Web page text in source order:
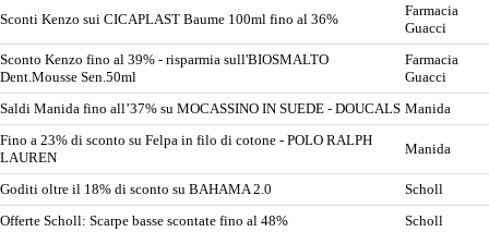
Sconti Kenzo sui CICAPLAST Baume 100ml fino al 36%
Farmacia
Guacci
Sconto Kenzo fino al 39% - risparmia sull'BIOSMALTO
Dent.Mousse Sen.50ml
Farmacia
Guacci
Saldi Manida fino all’37% su MOCASSINO IN SUEDE - DOUCALS Manida
Fino a 23% di sconto su Felpa in filo di cotone - POLO RALPH
LAUREN
Manida
Goditi oltre il 18% di sconto su BAHAMA 2.0
Scholl
Offerte Scholl: Scarpe basse scontate fino al 48%
Scholl